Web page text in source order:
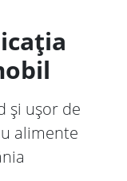
și ușor de
alimente